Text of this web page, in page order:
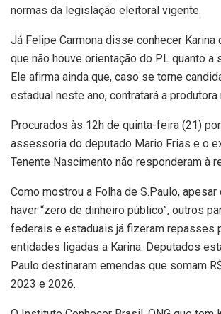
normas da legislação eleitoral vigente.
Já Felipe Carmona disse conhecer Karina
que não houve orientação do PL quanto a
Ele afirma ainda que, caso se torne
estadual neste ano, contratará a produtora
Procurados às 12h de quinta-feira (21)
assessoria do deputado Mario Frias e o
Tenente Nascimento não responderam à
Como mostrou a Folha de S.Paulo,
haver “zero de dinheiro público”, outros
federais e estaduais já fizeram repasses
entidades ligadas a Karina. Deputados
Paulo destinaram emendas que somam
2023 e 2026.